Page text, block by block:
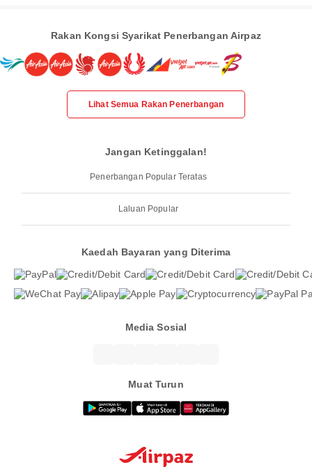
Rakan Kongsi Syarikat Penerbangan Airpaz
Lihat Semua Rakan Penerbangan
Jangan Ketinggalan!
Penerbangan Popular Teratas
Laluan Popular
Kaedah Bayaran yang Diterima
Media Sosial
Muat Turun